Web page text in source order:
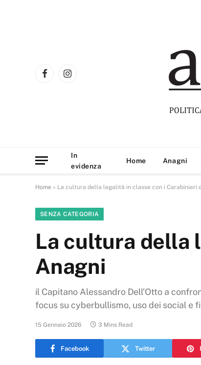
FacebookInstagram
In
evidenza
Home Anagni
Home » La cultura della legalità in classe con i Carabinieri
SENZA CATEGORIA
La cultura della
Anagni
il Capitano Alessandro Dell’Otto a
focus su cyberbullismo, uso dei social e
15 Gennaio 2026 3 Mins Read
Facebook Twitter